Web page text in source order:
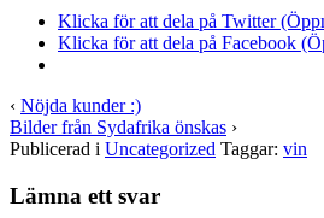
Klicka för att dela på Twitter
Klicka för att dela på Facebook
‹ Nöjda kunder :)
Bilder från Sydafrika önskas ›
Publicerad i Uncategorized Taggar: vin
Lämna ett svar